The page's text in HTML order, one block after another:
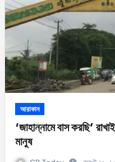
আরাকান
‘জাহান্নামে বাস করছি’
মানুষ